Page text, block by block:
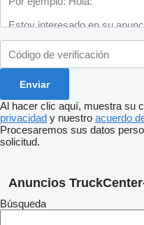
Al hacer clic aquí, muestra su
privacidad y nuestro acuerdo
Procesaremos sus datos
solicitud.
Anuncios
Búsqueda